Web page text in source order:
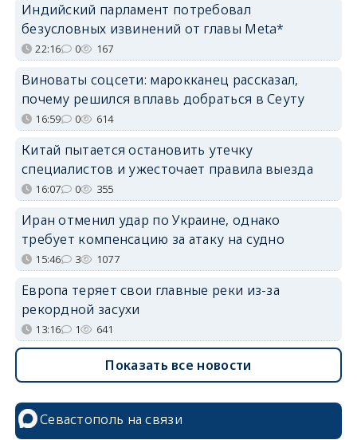
Индийский парламент потребовал
безусловных извинений от главы Meta*
22:16 0 167
Виноваты соцсети: марокканец рассказал,
почему решился вплавь добраться в Сеуту
16:59 0 614
Китай пытается остановить утечку
специалистов и ужесточает правила выезда
16:07 0 355
Иран отменил удар по Украине, однако
требует компенсацию за атаку на судно
15:46 3 1077
Европа теряет свои главные реки из-за
рекордной засухи
13:16 1 641
Показать все новости
Севастополь на связи